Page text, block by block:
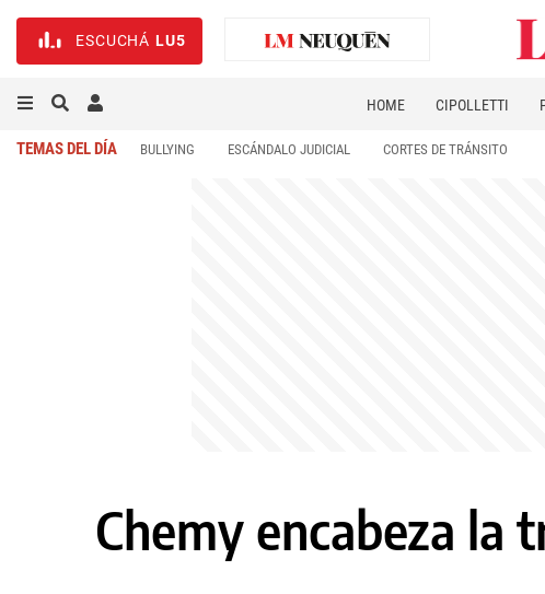
ESCUCHÁ LU5
HOME CIPOLLETTI
TEMAS DEL DÍA BULLYING ESCÁNDALO JUDICIAL CORTES DE TRÁNSITO
Chemy encabeza la